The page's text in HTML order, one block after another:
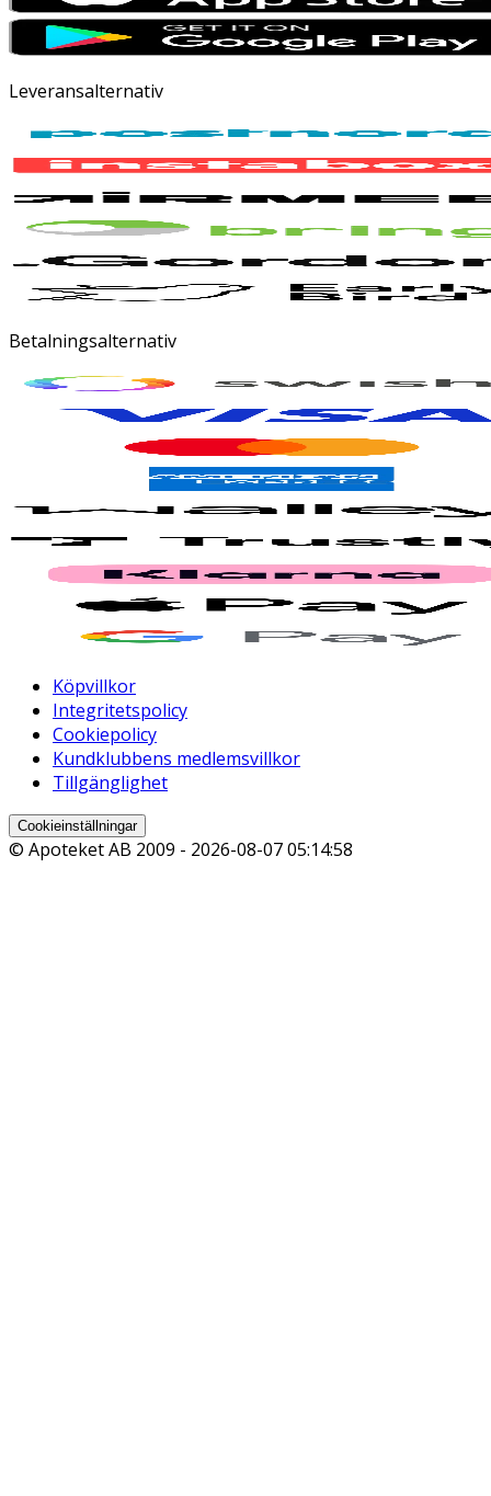
Leveransalternativ
Betalningsalternativ
Köpvillkor
Integritetspolicy
Cookiepolicy
Kundklubbens medlemsvillkor
Tillgänglighet
Cookieinställningar
© Apoteket AB 2009 - 2026-08-07 05:14:58